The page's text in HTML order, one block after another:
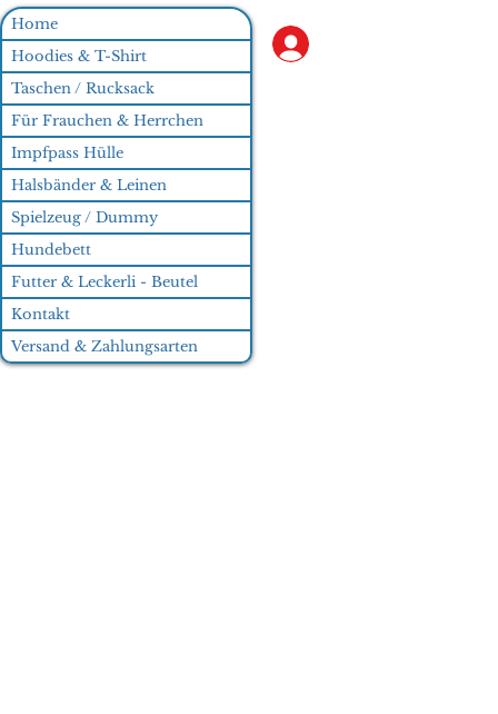
Home
Hoodies & T-Shirt
Taschen / Rucksack
Für Frauchen & Herrchen
Impfpass Hülle
Halsbänder & Leinen
Spielzeug / Dummy
Hundebett
Futter & Leckerli - Beutel
Kontakt
Versand & Zahlungsarten